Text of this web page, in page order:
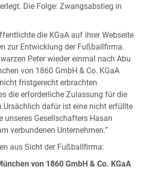
Die Folge: Zwangsabstieg in
die KGaA auf ihrer Webseite
zur Entwicklung der Fußballfirma.
Peter wieder einmal nach Abu
von 1860 GmbH & Co. KGaA
fristgerecht erbrachten
die erforderliche Zulassung für die
dafür ist eine nicht erfüllte
unseres Gesellschafters Hasan
verbundenen Unternehmen.”
aus Sicht der Fußballfirma:
von 1860 GmbH & Co. KGaA